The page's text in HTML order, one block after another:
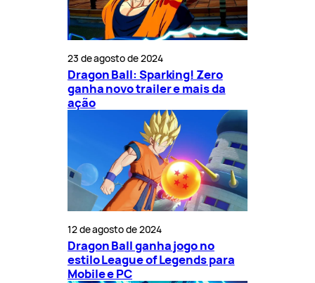
23 de agosto de 2024
Dragon Ball: Sparking! Zero
ganha novo trailer e mais da
ação
12 de agosto de 2024
Dragon Ball ganha jogo no
estilo League of Legends para
Mobile e PC